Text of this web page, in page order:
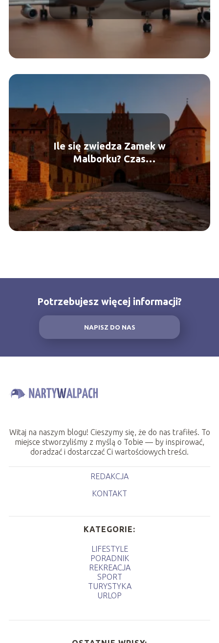
Ile się zwiedza Zamek w
Malborku? Czas
potrzebny na wizytę
Potrzebujesz więcej informacji?
NAPISZ DO NAS
Witaj na naszym blogu! Cieszymy się, że do nas trafiłeś. To
miejsce stworzyliśmy z myślą o Tobie — by inspirować,
doradzać i dostarczać Ci wartościowych treści.
REDAKCJA
KONTAKT
KATEGORIE:
LIFESTYLE
PORADNIK
REKREACJA
SPORT
TURYSTYKA
URLOP